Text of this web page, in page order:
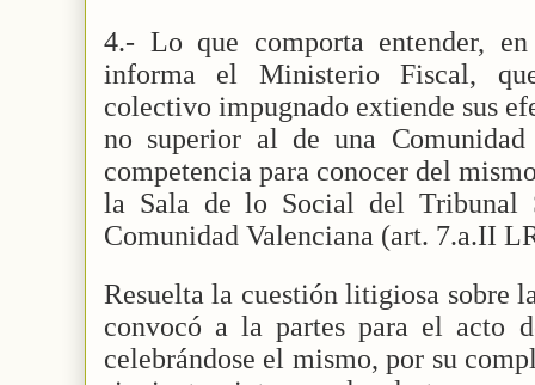
4.- Lo que comporta entender,
informa el Ministerio Fiscal,
colectivo impugnado extiende sus
no superior al de una
competencia para conocer del
la Sala de lo Social del Tribunal
Comunidad Valenciana (art. 7.a.II
Resuelta la cuestión litigiosa sobre
convocó a la partes para el acto
celebrándose el mismo, por su